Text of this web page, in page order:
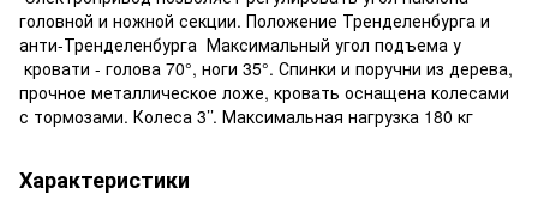
головной и ножной секции. Положение Тренделенбурга и
анти-Тренделенбурга Максимальный угол подъема у
кровати - голова 70°, ноги 35°. Спинки и поручни из дерева,
прочное металлическое ложе, кровать оснащена колесами
с тормозами. Колеса 3’’. Максимальная нагрузка 180 кг
Характеристики